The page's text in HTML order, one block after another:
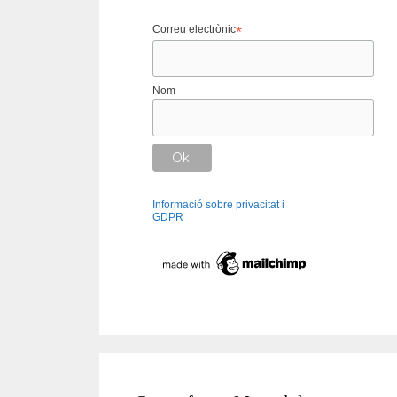
Correu electrònic*
Nom
Informació sobre privacitat i
GDPR